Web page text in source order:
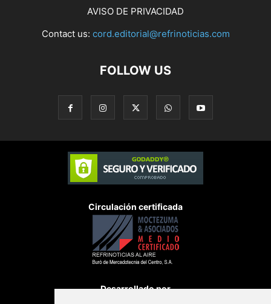
AVISO DE PRIVACIDAD
Contact us: cord.editorial@refrinoticias.com
FOLLOW US
Circulación certificada
Desarrollado por